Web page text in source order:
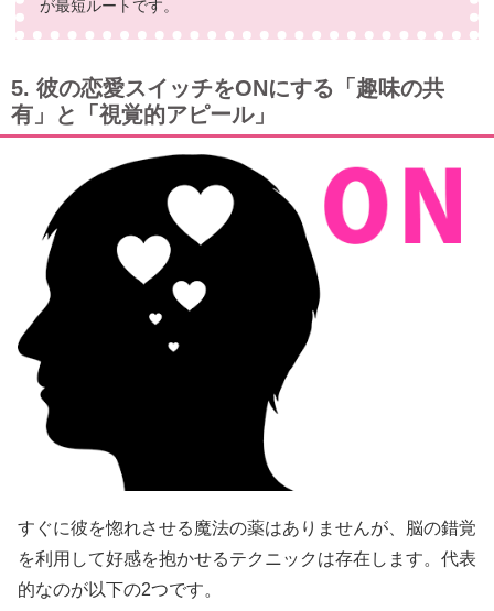
が最短ルートです。
5. 彼の恋愛スイッチをONにする「趣味の共
有」と「視覚的アピール」
すぐに彼を惚れさせる魔法の薬はありませんが、脳の錯覚
を利用して好感を抱かせるテクニックは存在します。代表
的なのが以下の2つです。